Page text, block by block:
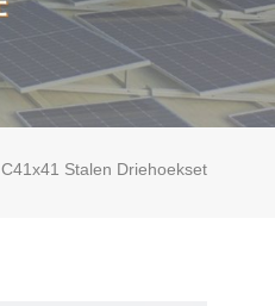
C41x41 Stalen Driehoekset